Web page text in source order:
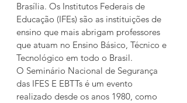
Brasília. Os Institutos Federais de
Educação (IFEs) são as instituições de
ensino que mais abrigam professores
que atuam no Ensino Básico, Técnico e
Tecnológico em todo o Brasil.
O Seminário Nacional de Segurança
das IFES E EBTTs é um evento
realizado desde os anos 1980, como